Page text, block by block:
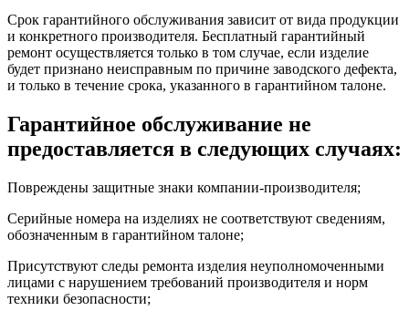
Срок гарантийного обслуживания зависит от вида продукции
и конкретного производителя. Бесплатный гарантийный
ремонт осуществляется только в том случае, если изделие
будет признано неисправным по причине заводского дефекта,
и только в течение срока, указанного в гарантийном талоне.
Гарантийное обслуживание не
предоставляется в следующих случаях:
Повреждены защитные знаки компании-производителя;
Серийные номера на изделиях не соответствуют сведениям,
обозначенным в гарантийном талоне;
Присутствуют следы ремонта изделия неуполномоченными
лицами с нарушением требований производителя и норм
техники безопасности;